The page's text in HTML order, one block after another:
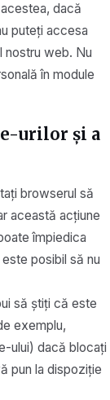
dacă
puteți accesa
nostru web. Nu
în module
urilor și a
browserul să
această acțiune
împiedica
posibil să nu
să știți că este
exemplu,
ului) dacă blocați
pun la dispoziție